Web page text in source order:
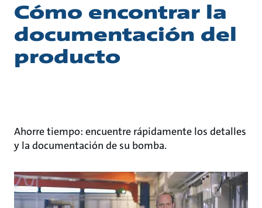
Cómo encontrar la
documentación del
producto
Ahorre tiempo: encuentre rápidamente los detalles
y la documentación de su bomba.